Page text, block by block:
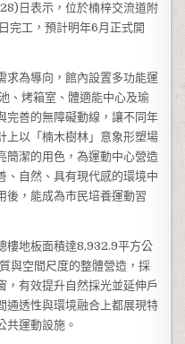
日表示，位於楠梓交流道附
完工，預計明年6月正式開
求為導向，館內設置多功能運
、烤箱室、體適能中心及瑜
完善的無障礙動線，讓不同年
上以「楠木樹林」意象形塑場
簡潔的用色，為運動中心營造
、自然、具有現代感的環境中
後，能成為市民培養運動習
樓地板面積達8,932.9平方公
與空間尺度的整體營造，採
，有效提升自然採光並延伸戶
通透性與環境融合上都展現特
共運動設施。